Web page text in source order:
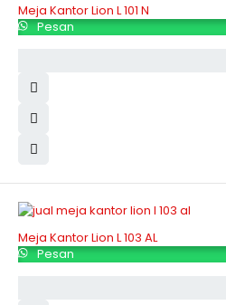
Meja Kantor Lion L 101 N
Pesan
Meja Kantor Lion L 103 AL
Pesan